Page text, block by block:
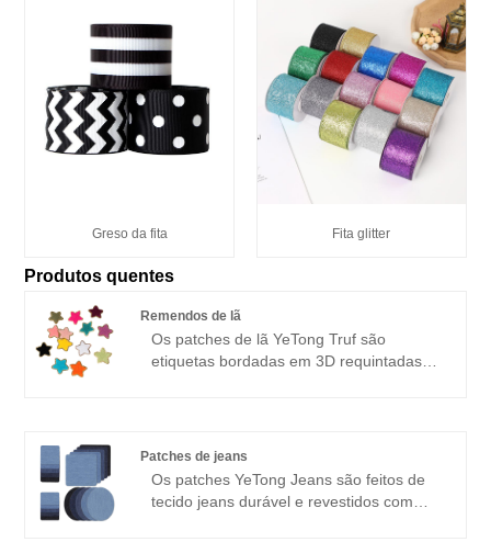
Greso da fita Fita glitter
Produtos quentes
Remendos de lã
Os patches de lã YeTong Truf são
etiquetas bordadas em 3D requintadas
vibrantes, designs complexos e um
adesivo de vedação térmica para fácil
aplicação. Das letras de A a Z, números
de 0 a 9, estrelas, corações e flores,
Patches de jeans
Os patches YeTong Jeans são feitos de
tecido jeans durável e revestidos com